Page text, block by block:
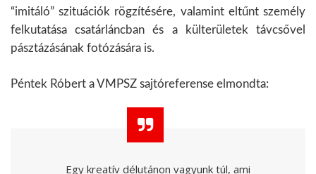
“imitáló” szituációk rögzítésére, valamint eltűnt személy
felkutatása csatárláncban és a külterületek távcsővel
pásztázásának fotózására is.
Péntek Róbert a VMPSZ sajtóreferense elmondta:
Egy kreatív délutánon vagyunk túl, ami